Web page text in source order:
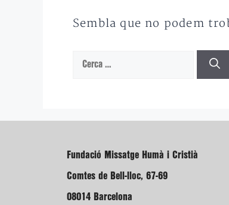
Sembla que no podem
Cerca:
Fundació Missatge Humà i Cristià
Comtes de Bell-lloc, 67-69
08014 Barcelona